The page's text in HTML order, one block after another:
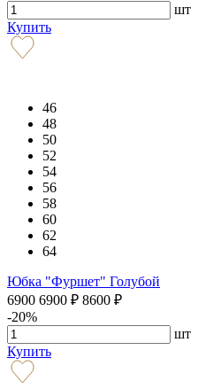
шт
Купить
46
48
50
52
54
56
58
60
62
64
Юбка "Фуршет" Голубой
6900 6900 ₽ 8600 ₽
-20%
шт
Купить